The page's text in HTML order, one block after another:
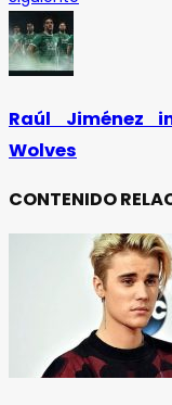
Raúl Jiménez
Wolves
CONTENIDO